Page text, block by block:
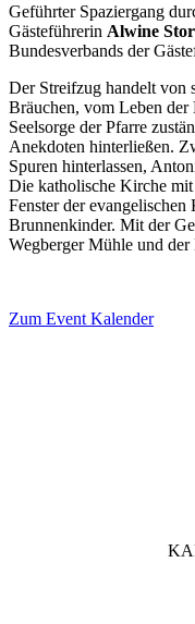
Geführter Spaziergang
Gästeführerin Alwine
Bundesverbands der
Der Streifzug handelt von
Bräuchen, vom Leben
Seelsorge der Pfarre
Anekdoten hinterließen.
Spuren hinterlassen,
Die katholische Kirche
Fenster der
Brunnenkinder. Mit der
Wegberger Mühle und
Zum Event Kalender